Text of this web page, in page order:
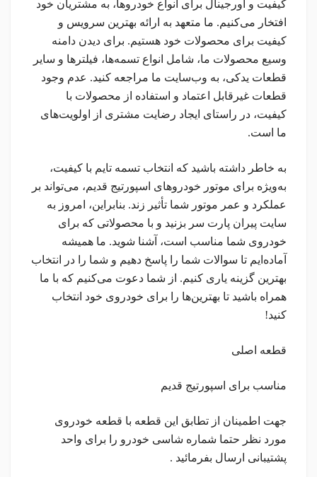
کیفیت و اورجینال برای انواع خودروها، به مشتریان خود
افتخار می‌کنیم. ما متعهد به ارائه بهترین سرویس و
کیفیت برای محصولات خود هستیم. برای دیدن دامنه
وسیع محصولات ما، شامل انواع تسمه‌ها، فیلترها و سایر
قطعات یدکی، به وب‌سایت ما مراجعه کنید. عدم وجود
قطعات غیرقابل اعتماد و استفاده از محصولات با
کیفیت، در راستای ایجاد رضایت مشتری از اولویت‌های
ما است.
به خاطر داشته باشید که انتخاب تسمه تایم با کیفیت،
به‌ویژه برای موتور خودروهای اسپورتیج قدیم، می‌تواند بر
عملکرد و عمر موتور شما تأثیر زند. بنابراین، امروز به
سایت پیران پارت سر بزنید و با محصولاتی که برای
خودروی شما مناسب است، آشنا شوید. ما همیشه
آماده‌ایم تا سوالات شما را پاسخ دهیم و شما را در انتخاب
بهترین گزینه یاری کنیم. از شما دعوت می‌کنیم که با ما
همراه باشید تا بهترین‌ها را برای خودروی خود انتخاب
کنید!
قطعه اصلی
مناسب برای اسپورتیج قدیم
جهت اطمینان از تطابق این قطعه با قطعه خودروی
مورد نظر حتما شماره شاسی خودرو را برای واحد
پشتیبانی ارسال بفرمائید .